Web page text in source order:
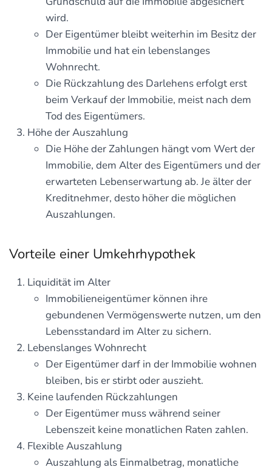
wird.
Der Eigentümer bleibt weiterhin im Besitz der
Immobilie und hat ein lebenslanges
Wohnrecht.
Die Rückzahlung des Darlehens erfolgt erst
beim Verkauf der Immobilie, meist nach dem
Tod des Eigentümers.
Höhe der Auszahlung
Die Höhe der Zahlungen hängt vom Wert der
Immobilie, dem Alter des Eigentümers und der
erwarteten Lebenserwartung ab. Je älter der
Kreditnehmer, desto höher die möglichen
Auszahlungen.
Vorteile einer Umkehrhypothek
Liquidität im Alter
Immobilieneigentümer können ihre
gebundenen Vermögenswerte nutzen, um den
Lebensstandard im Alter zu sichern.
Lebenslanges Wohnrecht
Der Eigentümer darf in der Immobilie wohnen
bleiben, bis er stirbt oder auszieht.
Keine laufenden Rückzahlungen
Der Eigentümer muss während seiner
Lebenszeit keine monatlichen Raten zahlen.
Flexible Auszahlung
Auszahlung als Einmalbetrag, monatliche